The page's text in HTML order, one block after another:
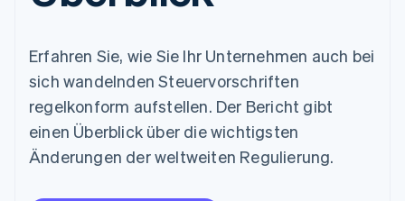
Erfahren Sie, wie Sie Ihr Unternehmen auch bei
sich wandelnden Steuervorschriften
regelkonform aufstellen. Der Bericht gibt
einen Überblick über die wichtigsten
Änderungen der weltweiten Regulierung.